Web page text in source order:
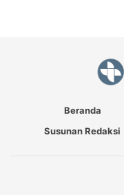
Beranda
Susunan Redaksi